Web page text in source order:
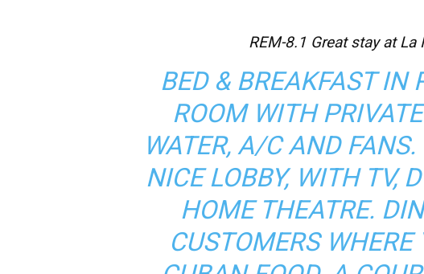
REM-8.1 Great stay at
BED & BREAKFAST IN
ROOM WITH
WATER, A/C AND
NICE LOBBY, WITH TV,
HOME THEATRE.
CUSTOMERS